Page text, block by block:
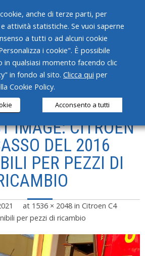
IMAGE: CITROEN
DEL 2016
PER PEZZI DI
at 1536 × 2048 in Citroen C4
per pezzi di ricambio
anche di terze parti, per
attività statistiche. Se vuoi saperne
a tutti o ad alcuni cookie
i cookie". È possibile
in qualsiasi momento facendo clic
in fondo al sito. Clicca qui per
Cookie Policy.
Acconsento a tutti